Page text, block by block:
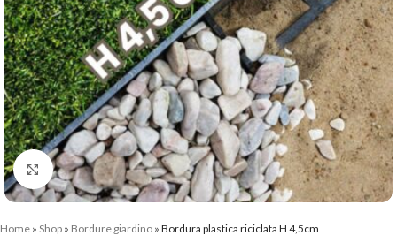
Clicca per ingrandire
Home » Shop » Bordure giardino » Bordura plastica riciclata H 4,5cm